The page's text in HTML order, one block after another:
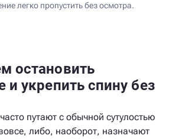
легко пропустить без осмотра.
остановить
и укрепить спину без
путают с обычной сутулостью
либо, наоборот, назначают